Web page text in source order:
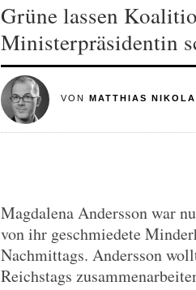
Grüne lassen
Ministerpräsidentin
VON MATTHIAS
Magdalena Andersson war
von ihr geschmiedete
Nachmittags. Andersson
Reichstags